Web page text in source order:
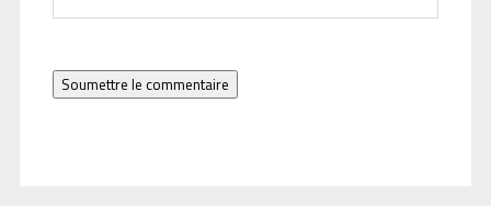
Soumettre le commentaire